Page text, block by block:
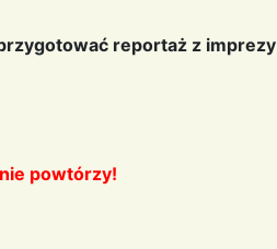
reportaż z imprezy
powtórzy!